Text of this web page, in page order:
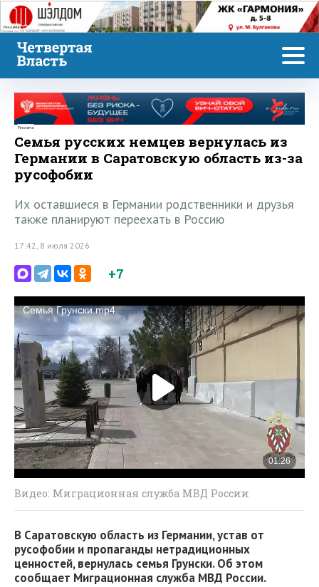
Реклама
Реклама
Семья русских немцев вернулась из
Германии в Саратовскую область из-за
русофобии
Их оставшиеся в Германии родственники и друзья
также планируют переехать в Россию
17:42, 8 июля 2026
+7
Видео: Миграционная служба МВД России
В Саратовскую область из Германии, устав от
русофобии и пропаганды нетрадиционных
ценностей, вернулась семья Грунски. Об этом
сообщает Миграционная служба МВД России.